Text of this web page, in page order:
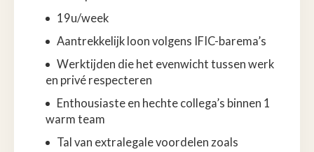
19u/week
Aantrekkelijk loon volgens IFIC-barema’s
Werktijden die het evenwicht tussen werk
en privé respecteren
Enthousiaste en hechte collega’s binnen 1
warm team
Tal van extralegale voordelen zoals